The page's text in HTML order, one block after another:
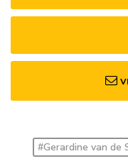
#Gerardine van de